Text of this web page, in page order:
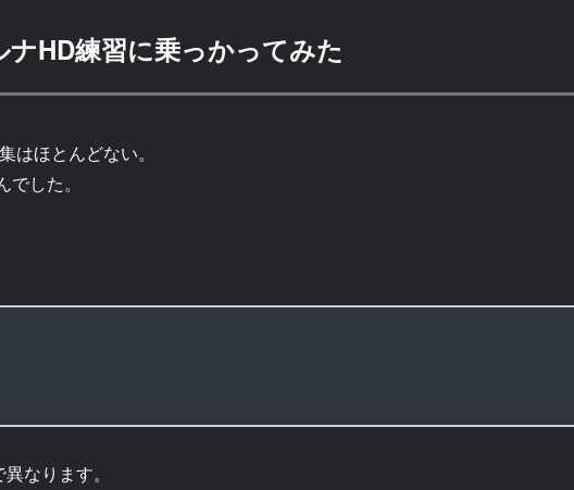
HD練習に乗っかってみた
ほとんどない。
した。
なります。